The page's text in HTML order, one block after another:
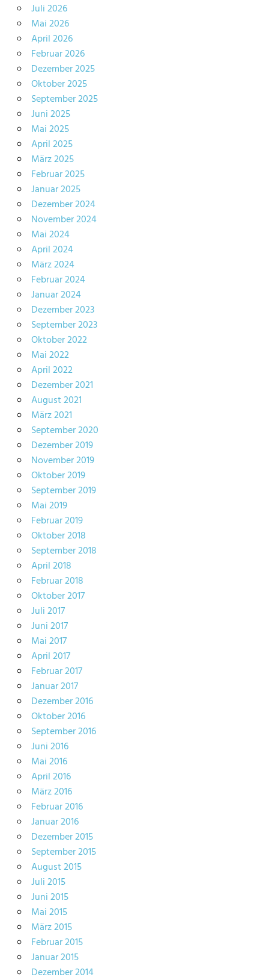
Juli 2026
Mai 2026
April 2026
Februar 2026
Dezember 2025
Oktober 2025
September 2025
Juni 2025
Mai 2025
April 2025
März 2025
Februar 2025
Januar 2025
Dezember 2024
November 2024
Mai 2024
April 2024
März 2024
Februar 2024
Januar 2024
Dezember 2023
September 2023
Oktober 2022
Mai 2022
April 2022
Dezember 2021
August 2021
März 2021
September 2020
Dezember 2019
November 2019
Oktober 2019
September 2019
Mai 2019
Februar 2019
Oktober 2018
September 2018
April 2018
Februar 2018
Oktober 2017
Juli 2017
Juni 2017
Mai 2017
April 2017
Februar 2017
Januar 2017
Dezember 2016
Oktober 2016
September 2016
Juni 2016
Mai 2016
April 2016
März 2016
Februar 2016
Januar 2016
Dezember 2015
September 2015
August 2015
Juli 2015
Juni 2015
Mai 2015
März 2015
Februar 2015
Januar 2015
Dezember 2014